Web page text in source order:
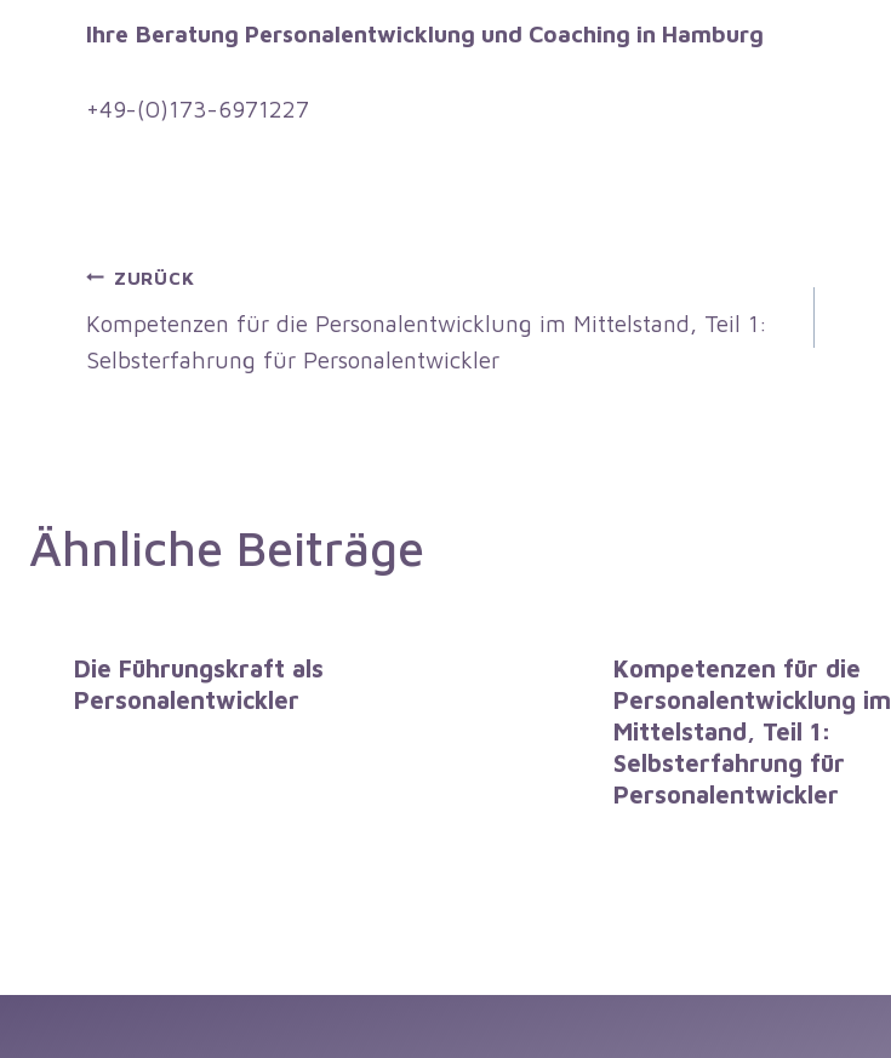
Ihre Beratung Personalentwicklung und Coaching in Hamburg
+49-(0)173-6971227
Beitragsnavigation
ZURÜCK
Kompetenzen für die Personalentwicklung im Mittelstand, Teil 1:
Selbsterfahrung für Personalentwickler
Ähnliche Beiträge
Die Führungskraft als
Personalentwickler
Kompetenzen für die
Personalentwicklung im
Mittelstand, Teil 1:
Selbsterfahrung für
Personalentwickler